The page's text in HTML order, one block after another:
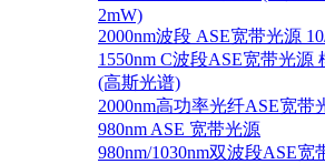
2mW)
2000nm波段 ASE宽带光源
1550nm C波段ASE宽带光源
(高斯光谱)
2000nm高功率光纤ASE宽带
980nm ASE 宽带光源
980nm/1030nm双波段ASE宽